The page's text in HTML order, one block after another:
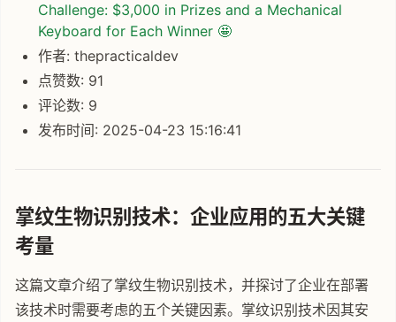
Challenge: $3,000 in Prizes and a Mechanical
Keyboard for Each Winner 🤩
作者: thepracticaldev
点赞数: 91
评论数: 9
发布时间: 2025-04-23 15:16:41
掌纹生物识别技术：企业应用的五大关键
考量
这篇文章介绍了掌纹生物识别技术，并探讨了企业在部署
该技术时需要考虑的五个关键因素。掌纹识别技术因其安